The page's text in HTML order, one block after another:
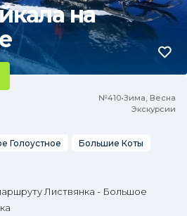
на
№410•Зима, Весна
Экскурсии
Голоустное
Большие Коты
Листвянка - Большое